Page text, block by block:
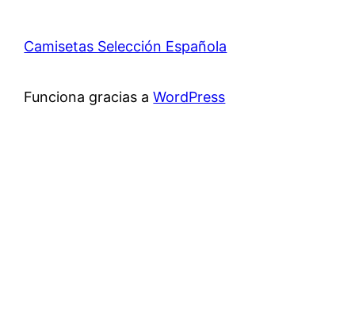
Camisetas Selección Española
Funciona gracias aWordPress